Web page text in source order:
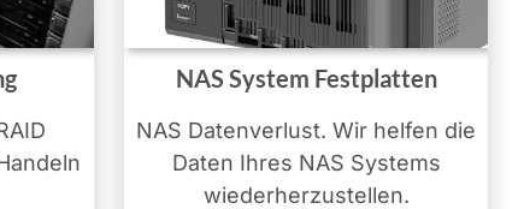
NAS System Festplatten
NAS Datenverlust. Wir helfen die
Daten Ihres NAS Systems
wiederherzustellen.